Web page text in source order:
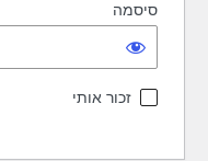
סיסמה
זכור אותי